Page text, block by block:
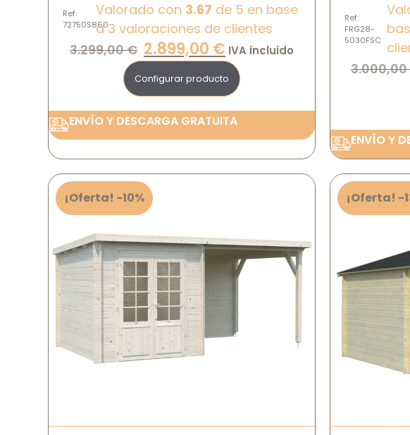
Ref:
72750S860
Valorado con 3.67 de 5 en base
a3 valoraciones de clientes
3.299,00€ 2.899,00 € IVA incluido
Configurar producto
ENVÍO Y DESCARGA GRATUITA
Ref:
FRG28-
5030FSC
3.000,00
ENVÍO Y
¡Oferta! -10% ¡Oferta! -